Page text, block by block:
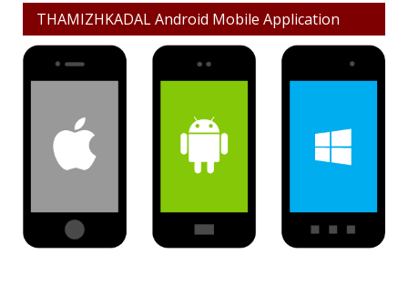
THAMIZHKADAL Android Mobile Application